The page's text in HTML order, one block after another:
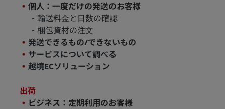
個人：一度だけの発送のお客様
輸送料⾦と⽇数の確認
梱包資材の注⽂
発送できるもの/できないもの
サービスについて調べる
越境ECソリューション
出荷
ビジネス：定期利⽤のお客様